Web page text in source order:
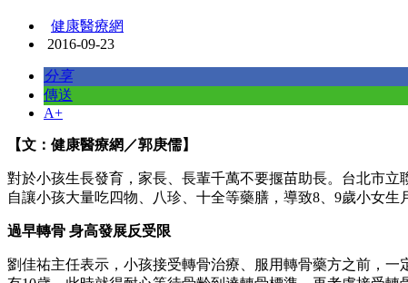
健康醫療網
2016-09-23
分享
傳送
A+
【文：健康醫療網／郭庚儒】
對於小孩生長發育，家長、長輩千萬不要揠苗助長。台北市
自讓小孩大量吃四物、八珍、十全等藥膳，導致8、9歲小女
過早轉骨 身高發展反受限
劉佳祐主任表示，小孩接受轉骨治療、服用轉骨藥方之前，